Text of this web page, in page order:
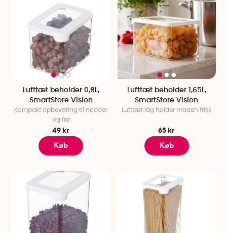
Lufttæt beholder 0,8L,
SmartStore Vision
Kompakt opbevaring til nødder
og frø
49 kr
Køb
Lufttæt beholder 1,65L,
SmartStore Vision
Lufttæt låg holder maden frisk
65 kr
Køb